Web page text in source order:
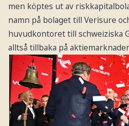
men köptes ut av
namn på bolaget till Verisure
huvudkontoret till schweiziska
alltså tillbaka på